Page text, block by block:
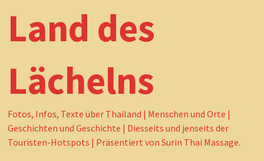
Land des
Lächelns
Fotos, Infos, Texte über Thailand | Menschen und Orte |
Geschichten und Geschichte | Diesseits und jenseits der
Touristen-Hotspots | Präsentiert von Surin Thai Massage.